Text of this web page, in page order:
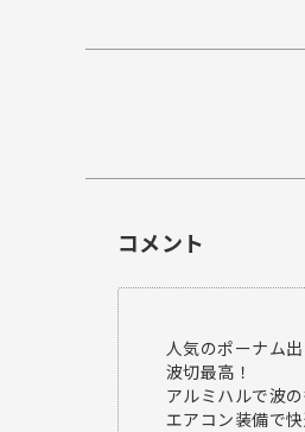
コメント
人気のポーナム
波切最高！
アルミハルで波
エアコン装備で